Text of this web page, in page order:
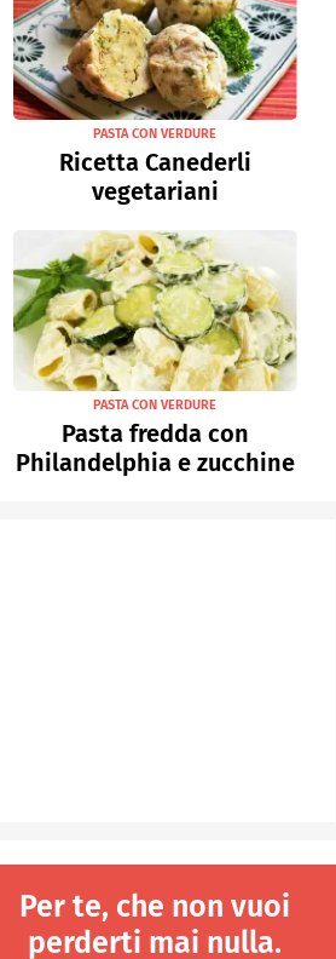
PASTA CON VERDURE
Ricetta Canederli
vegetariani
PASTA CON VERDURE
Pasta fredda con
Philandelphia e zucchine
Per te, che non vuoi
perderti mai nulla.